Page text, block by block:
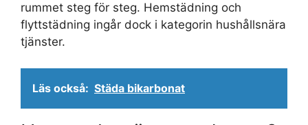
rummet steg för steg. Hemstädning och
flyttstädning ingår dock i kategorin hushållsnära
tjänster.
Läs också: Städa bikarbonat